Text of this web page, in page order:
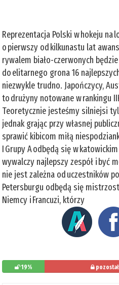
Reprezentacja Polski w hokeju na
o pierwszy od kilkunastu lat
rywalem biało-czerwonych
do elitarnego grona 16
niezwykle trudno. Japończycy,
to drużyny notowane w rankingu
Teoretycznie jesteśmy silniejsi
jednak grając przy własnej
sprawić kibicom miłą
I Grupy A odbędą się w
wywalczy najlepszy zespół i być
nie jest zależna od uczestników
Petersburgu odbędą się
Niemcy i Francuzi, którzy
19%